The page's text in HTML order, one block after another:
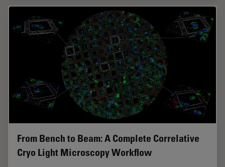
From Bench to Beam: A Complete Correlative
Cryo Light Microscopy Workflow